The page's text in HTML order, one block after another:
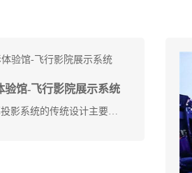
验馆-飞行影院展示系统
飞行影院系统设计:球幕投影系统的传统设计主要是通过单鱼眼镜头投影或者双机关联来实现。这两种方法都需要特殊的定制硬件，如鱼眼镜头和超高亮度分辨率电影投影仪。但由于技术 ...